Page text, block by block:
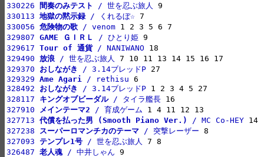
330226
間奏のみテスト / 世を忍ぶ旅人
330113 地獄の黙示録 / くれるぼ☆
330056 危険物の歌 / venom
329807 GAME ＧＩＲＬ / ひとり姫
329617 Tour of 通貨 / NANIWANO
329490 放浪 / 世を忍ぶ旅人
329370 おしながき / 3.14ブレッドP
329329 Ame Agari / rethisu
328492 おしながき / 3.14ブレッドP
328117 キングオブビーダル / タイラ艦長
327910
メインテーマ2 / 育成ゲーム
327713 代償を払った男 (Smooth Piano Ver.) / MC Co-HEY
327238
スーパーロマンチカのテーマ / 突撃レーザー
327093 テンプレ1号 / 世を忍ぶ旅人
326487 老人魂 / 中井しゃん